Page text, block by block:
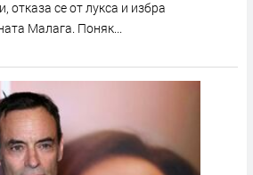
отказа се от лукса и избра
Малага. Поняк...